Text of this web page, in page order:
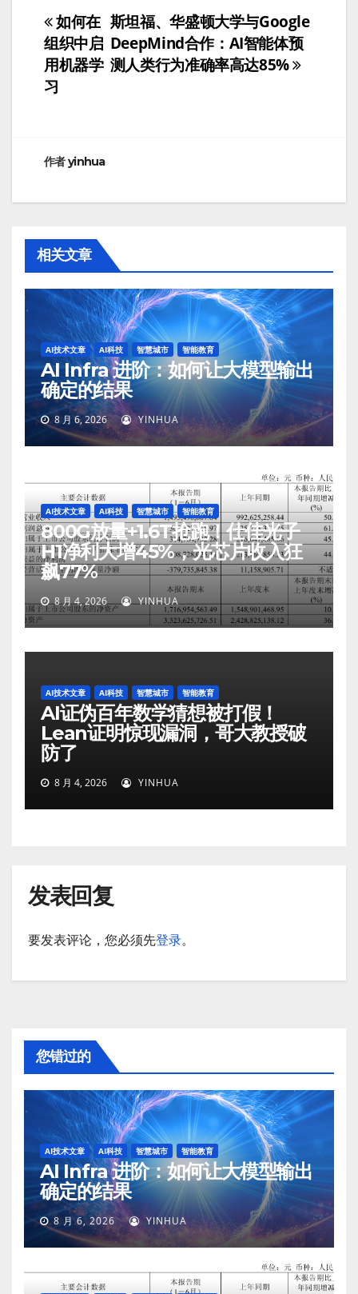
文
章
导
斯坦福、华盛顿大学与Google
DeepMind合作：AI智能体预
测人类行为准确率高达85%
如何在
组织中启
用机器学
习
作者yinhua
相关文章
AI技术文章 AI科技 智慧城市 智能教育
AI Infra 进阶：如何让大模型输出
确定的结果
8 月 6, 2026 YINHUA
AI技术文章 AI科技 智慧城市 智能教育
800G放量+1.6T抢跑！仕佳光子
H1净利大增45%，光芯片收入狂
飙77%
8 月 4, 2026 YINHUA
AI技术文章 AI科技 智慧城市 智能教育
AI证伪百年数学猜想被打假！
Lean证明惊现漏洞，哥大教授破
防了
8 月 4, 2026 YINHUA
发表回复
要发表评论，您必须先登录。
您错过的
AI技术文章 AI科技 智慧城市 智能教育
AI Infra 进阶：如何让大模型输出
确定的结果
8 月 6, 2026 YINHUA